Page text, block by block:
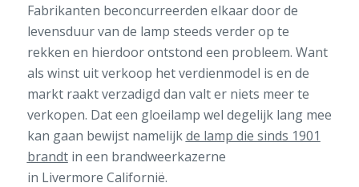
Fabrikanten beconcurreerden elkaar door de
levensduur van de lamp steeds verder op te
rekken en hierdoor ontstond een probleem. Want
als winst uit verkoop het verdienmodel is en de
markt raakt verzadigd dan valt er niets meer te
verkopen. Dat een gloeilamp wel degelijk lang mee
kan gaan bewijst namelijkde lamp die sinds 1901
brandtin een brandweerkazerne
in Livermore Californië.